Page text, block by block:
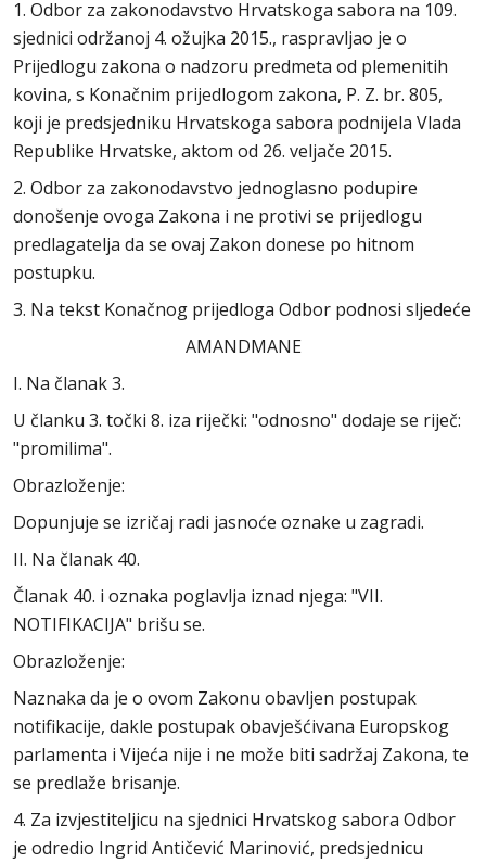
1. Odbor za zakonodavstvo Hrvatskoga sabora na 109.
sjednici održanoj 4. ožujka 2015., raspravljao je o
Prijedlogu zakona o nadzoru predmeta od plemenitih
kovina, s Konačnim prijedlogom zakona, P. Z. br. 805,
koji je predsjedniku Hrvatskoga sabora podnijela Vlada
Republike Hrvatske, aktom od 26. veljače 2015.
2. Odbor za zakonodavstvo jednoglasno podupire
donošenje ovoga Zakona i ne protivi se prijedlogu
predlagatelja da se ovaj Zakon donese po hitnom
postupku.
3. Na tekst Konačnog prijedloga Odbor podnosi sljedeće
AMANDMANE
I. Na članak 3.
U članku 3. točki 8. iza riječki: "odnosno" dodaje se riječ:
"promilima".
Obrazloženje:
Dopunjuje se izričaj radi jasnoće oznake u zagradi.
II. Na članak 40.
Članak 40. i oznaka poglavlja iznad njega: "VII.
NOTIFIKACIJA" brišu se.
Obrazloženje:
Naznaka da je o ovom Zakonu obavljen postupak
notifikacije, dakle postupak obavješćivana Europskog
parlamenta i Vijeća nije i ne može biti sadržaj Zakona, te
se predlaže brisanje.
4. Za izvjestiteljicu na sjednici Hrvatskog sabora Odbor
je odredio Ingrid Antičević Marinović, predsjednicu